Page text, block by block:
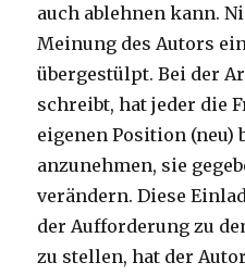
auch ablehnen kann.
Meinung des Autors
übergestülpt. Bei der
schreibt, hat jeder die
eigenen Position (neu)
anzunehmen, sie
verändern. Diese
der Aufforderung zu
zu stellen, hat der